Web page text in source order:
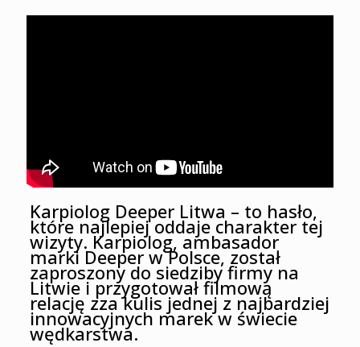
Karpiolog Deeper Litwa – to hasło,
które najlepiej oddaje charakter tej
wizyty. Karpiolog, ambasador
marki Deeper w Polsce, został
zaproszony do siedziby firmy na
Litwie i przygotował filmową
relację zza kulis jednej z najbardziej
innowacyjnych marek w świecie
wędkarstwa.